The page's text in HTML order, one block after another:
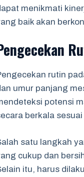
menikmati
baik akan
rutin
umur panjang
potensi
berkala
satu langkah
cukup dan
itu, harus